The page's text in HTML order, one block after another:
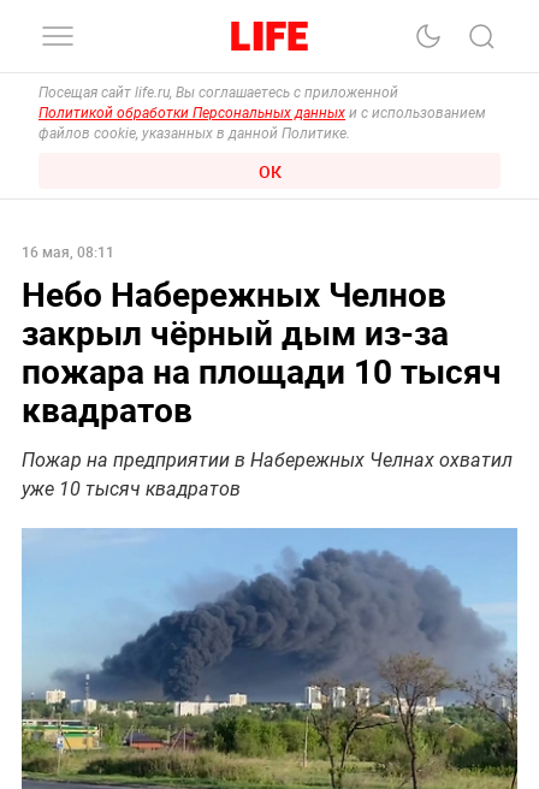
Посещая сайт life.ru, Вы соглашаетесь с приложенной
Политикой обработки Персональных данных и с использованием
файлов cookie, указанных в данной Политике.
ОК
16 мая, 08:11
Небо Набережных Челнов
закрыл чёрный дым из-за
пожара на площади 10 тысяч
квадратов
Пожар на предприятии в Набережных Челнах охватил
уже 10 тысяч квадратов